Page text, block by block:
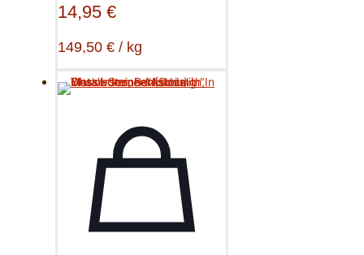
14,95 €
149,50 € / kg